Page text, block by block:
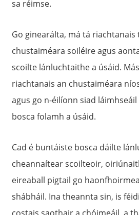
sa réimse.
Go ginearálta, má tá riachtanais
chustaiméara soiléire agus
scoilte lánluchtaithe a úsáid.
riachtanais an chustaiméara
agus go n-éilíonn siad
bosca folamh a úsáid.
Cad é buntáiste bosca dáilte
cheannaítear scoilteoir,
eireaball pigtail go
shábháil. Ina theannta sin, is
costais saothair a chóimeáil, a